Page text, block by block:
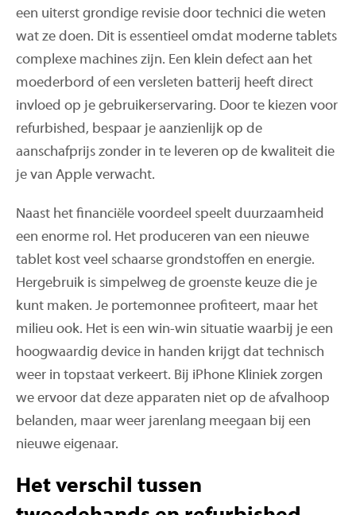
een uiterst grondige revisie door technici die weten
wat ze doen. Dit is essentieel omdat moderne tablets
complexe machines zijn. Een klein defect aan het
moederbord of een versleten batterij heeft direct
invloed op je gebruikerservaring. Door te kiezen voor
refurbished, bespaar je aanzienlijk op de
aanschafprijs zonder in te leveren op de kwaliteit die
je van Apple verwacht.
Naast het financiële voordeel speelt duurzaamheid
een enorme rol. Het produceren van een nieuwe
tablet kost veel schaarse grondstoffen en energie.
Hergebruik is simpelweg de groenste keuze die je
kunt maken. Je portemonnee profiteert, maar het
milieu ook. Het is een win-win situatie waarbij je een
hoogwaardig device in handen krijgt dat technisch
weer in topstaat verkeert. Bij iPhone Kliniek zorgen
we ervoor dat deze apparaten niet op de afvalhoop
belanden, maar weer jarenlang meegaan bij een
nieuwe eigenaar.
Het verschil tussen